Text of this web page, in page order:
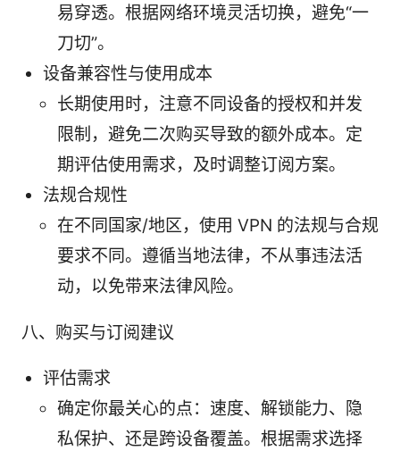
易穿透。根据网络环境灵活切换，避免“一
刀切”。
设备兼容性与使用成本
长期使用时，注意不同设备的授权和并发
限制，避免二次购买导致的额外成本。定
期评估使用需求，及时调整订阅方案。
法规合规性
在不同国家/地区，使用 VPN 的法规与合规
要求不同。遵循当地法律，不从事违法活
动，以免带来法律风险。
八、购买与订阅建议
评估需求
确定你最关心的点：速度、解锁能力、隐
私保护、还是跨设备覆盖。根据需求选择